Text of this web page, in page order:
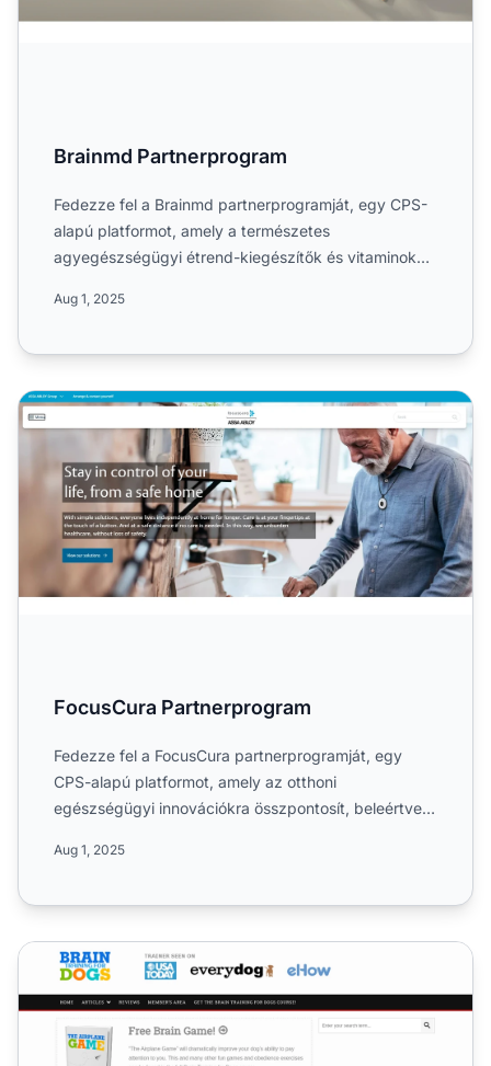
Brainmd Partnerprogram
Fedezze fel a Brainmd partnerprogramját, egy CPS-
alapú platformot, amely a természetes
agyegészségügyi étrend-kiegészítők és vitaminok
Aug 1, 2025
FocusCura Partnerprogram
FocusCura Partnerprogram
Fedezze fel a FocusCura partnerprogramját, egy
CPS-alapú platformot, amely az otthoni
egészségügyi innovációkra összpontosít, beleértve a
Aug 1, 2025
Brain Training For Dogs partnerprogram